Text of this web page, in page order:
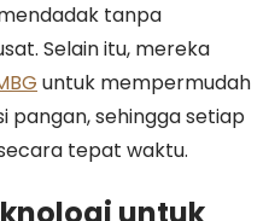
tanpa
Selain itu, mereka
untuk mempermudah
pangan, sehingga setiap
tepat waktu.